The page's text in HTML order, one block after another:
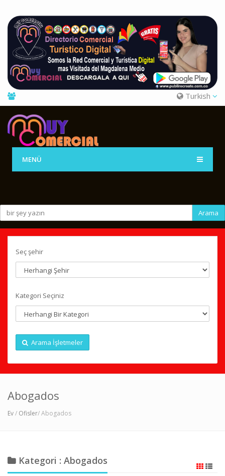
Turkish
MENÜ
Arama
Seç şehir
Kategori Seçiniz
Arama İşletmeler
Abogados
Ev/ Ofisler/ Abogados
Kategori : Abogados